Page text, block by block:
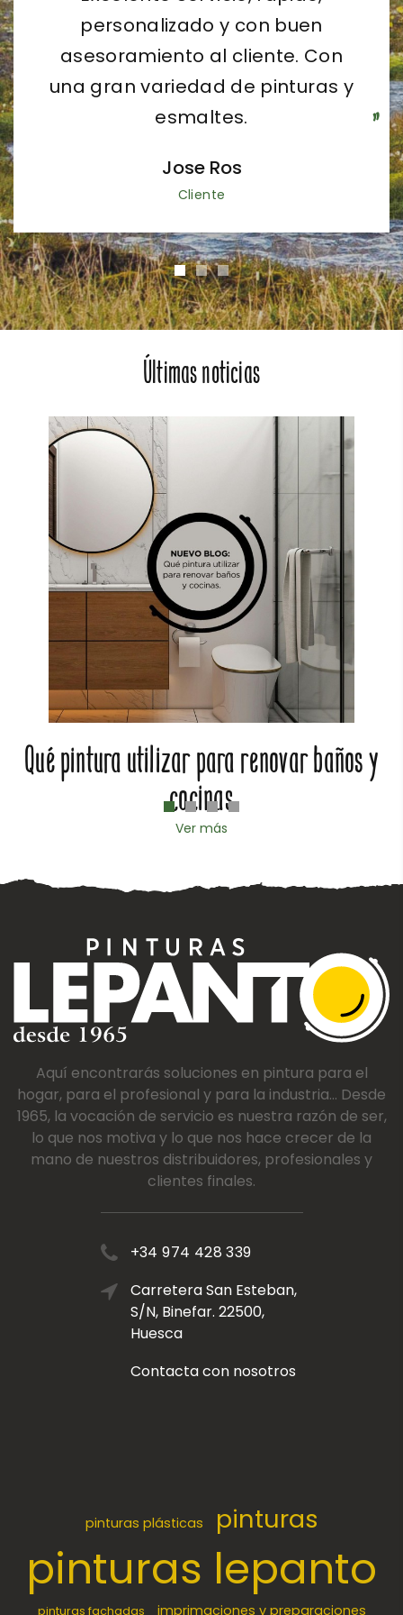
personalizado y con buen
asesoramiento al cliente. Con
una gran variedad de pinturas y
esmaltes.
Jose Ros
Cliente
responsables muy amables en
todo momento.
Pilar Ledesma Juan
Últimas noticias
Qué pintura utilizar para renovar baños y
cocinas
Ver más
Aquí encontrarás soluciones en pintura para el
hogar, para el profesional y para la industria... Desde
1965, la vocación de servicio es nuestra razón de ser,
lo que nos motiva y lo que nos hace crecer de la
mano de nuestros distribuidores, profesionales y
clientes finales.
+34 974 428 339
Carretera San Esteban,
S/N, Binefar. 22500,
Huesca
Contacta con nosotros
pinturas plásticas pinturas
pinturas lepanto
pinturas fachadas imprimaciones y preparaciones